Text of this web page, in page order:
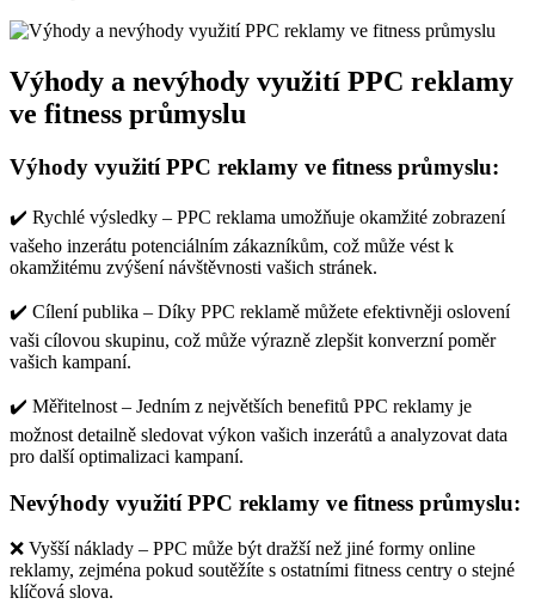
Výhody a nevýhody využití PPC reklamy
ve fitness průmyslu
Výhody využití PPC reklamy ve fitness průmyslu:
✔️ Rychlé výsledky – PPC reklama umožňuje okamžité zobrazení
vašeho inzerátu potenciálním zákazníkům, což může vést k
okamžitému zvýšení návštěvnosti vašich stránek.
✔️ Cílení publika – Díky PPC reklamě můžete efektivněji oslovení
vaši cílovou skupinu, což může výrazně zlepšit konverzní poměr
vašich kampaní.
✔️ Měřitelnost – Jedním z největších benefitů PPC reklamy je
možnost detailně sledovat výkon vašich inzerátů a analyzovat data
pro další optimalizaci kampaní.
Nevýhody využití PPC reklamy ve fitness průmyslu:
❌ Vyšší náklady – PPC může být dražší než jiné formy online
reklamy, zejména pokud soutěžíte s ostatními fitness centry o stejné
klíčová slova.